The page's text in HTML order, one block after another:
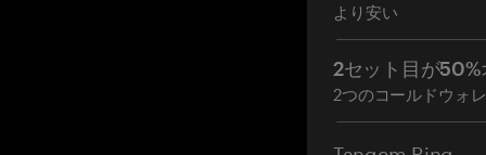
より安い
2セット目が50%
2つのコールドウォ